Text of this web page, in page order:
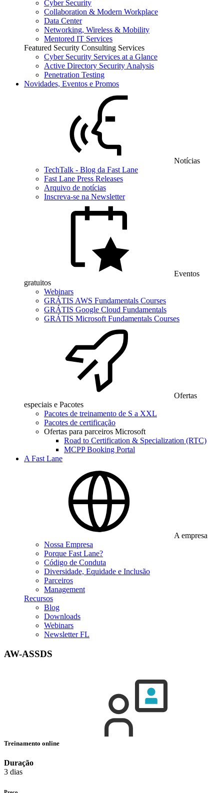
Cyber Security
Collaboration & Modern Workplace
Data Center
Networking, Wireless & Mobility
Mentored IT Services
Featured Security Consulting Services
Cyber Security Services at a Glance
Active Directory Security Analysis
Penetration Testing
Novidades, Eventos e Promos
Notícias
TechTalk - Blog da Fast Lane
Fast Lane Press Releases
Arquivo de notícias
Inscreva-se na Newsletter
Eventos
gratuitos
Webinars
GRÁTIS AWS Fundamentals Courses
GRÁTIS Google Cloud Fundamentals
GRÁTIS Microsoft Fundamentals Courses
Ofertas
especiais e Pacotes
Pacotes de treinamento de S a XXL
Pacotes de certificação
Ofertas para parceiros Microsoft
Road to Certification & Specialization (RTC)
MCPP Booking Portal
A Fast Lane
A empresa
Nossa Empresa
Porque Fast Lane?
Código de Conduta
Diversidade, Equidade e Inclusão
Parceiros
Management
Recursos
Blog
Downloads
Webinars
Newsletter FL
AW-ASSDS
Treinamento online
Duração
3 dias